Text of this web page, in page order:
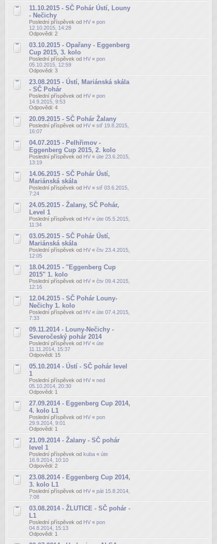
11.10.2015 - SČ Pohár Ústí, Louny
- Nečichy
Poslední příspěvek od HV « pon
12.10.2015, 14:28
Odpovědi: 2
03.10.2015 - Opařany - Eggenberg
Cup 2015, 3. kolo
Poslední příspěvek od HV « pon
05.10.2015, 12:59
Odpovědi: 3
23.08.2015 - Ústí, Mariánská skála
- SČ Pohár
Poslední příspěvek od HV « pon
14.9.2015, 9:53
Odpovědi: 4
20.09.2015 - SČ Pohár Žalany
Poslední příspěvek od HV « stř 19.8.2015,
16:07
04.07.2015 - Pelhřimov -
Eggenberg Cup 2015, 2. kolo
Poslední příspěvek od HV « úte 23.6.2015,
13:19
14.06.2015 - SČ Pohár Ústí,
Mariánská skála
Poslední příspěvek od HV « stř 03.6.2015,
7:24
24.05.2015 - Žalany, SČ Pohár,
Level 1
Poslední příspěvek od HV « úte 05.5.2015,
11:34
03.05.2015 - SČ Pohár Ústí,
Mariánská skála
Poslední příspěvek od HV « čtv 23.4.2015,
12:05
18.04.2015 - "Eggenberg Cup
2015" 1. kolo
Poslední příspěvek od HV « čtv 09.4.2015,
12:16
12.04.2015 - SČ Pohár Louny-
Nečichy 1. kolo
Poslední příspěvek od HV « úte 07.4.2015,
7:33
09.11.2014 - Louny-Nečichy -
Severočeský pohár 2014
Poslední příspěvek od HV « úte
11.11.2014, 15:37
Odpovědi: 15
05.10.2014 - Ústí - SČ pohár level
1
Poslední příspěvek od HV « ned
05.10.2014, 20:30
Odpovědi: 1
27.09.2014 - Eggenberg Cup 2014,
4. kolo L1
Poslední příspěvek od HV « pon
29.9.2014, 9:01
Odpovědi: 1
21.09.2014 - Žalany - SČ pohár
level 1
Poslední příspěvek od kuba « úte
16.9.2014, 10:10
Odpovědi: 2
23.08.2014 - Eggenberg Cup 2014,
3. kolo L1
Poslední příspěvek od HV « pát 15.8.2014,
7:08
03.08.2014 - ŽLUTICE - SČ pohár -
L1
Poslední příspěvek od HV « pon
04.8.2014, 15:13
Odpovědi: 1